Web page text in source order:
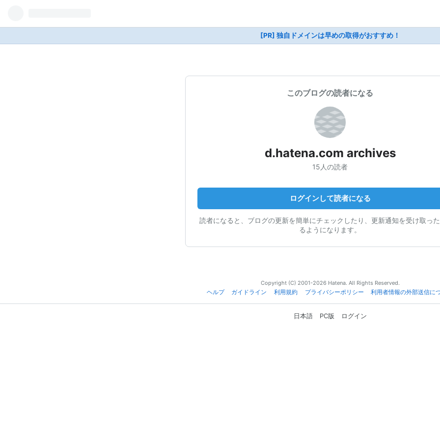
[PR] 独自ドメインは早めの取得がおすすめ！
このブログの読者になる
d.hatena.com archives
15人の読者
ログインして読者になる
読者になると、ブログの更新を簡単にチェックしたり、更新通知を受け取っ
るようになります。
Copyright (C) 2001-2026 Hatena. All Rights Reserved.
ヘルプ
ガイドライン 利用規約 プライバシーポリシー 利用者情報の外部送信に
日本語 PC版 ログイン